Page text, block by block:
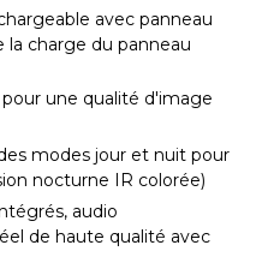
avec panneau
la charge du panneau
une qualité d'image
modes jour et nuit pour
nocturne IR colorée)
audio
de haute qualité avec